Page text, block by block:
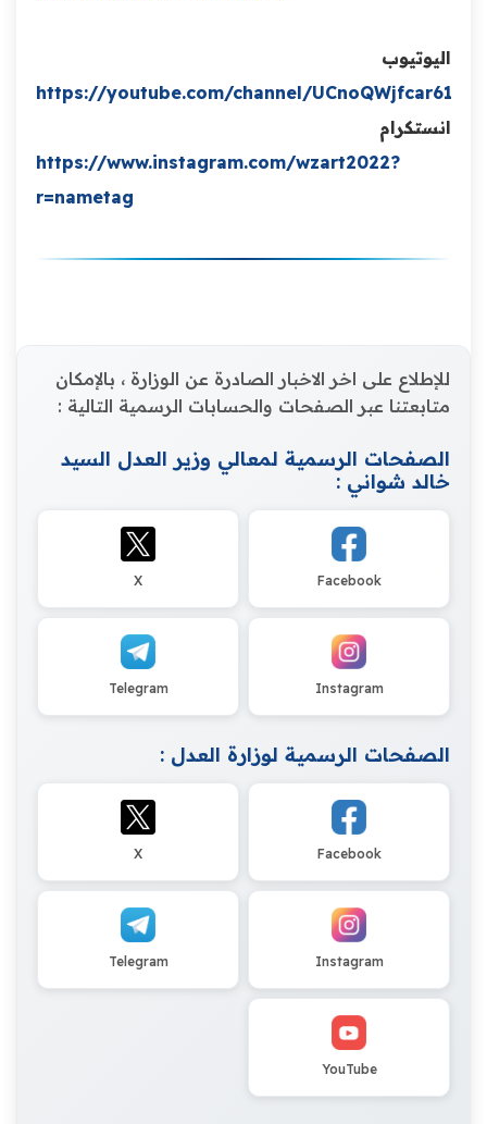
اليوتيوب
https://youtube.com/channel/
انستكرام
https://www.instagram.com/wzart2022?
r=nametag
للإطلاع على اخر الاخبار الصادرة عن الوزارة ، بالإمكان
متابعتنا عبر الصفحات والحسابات الرسمية التالية :
الصفحات الرسمية لمعالي وزير العدل السيد
خالد شواني :
Facebook
X
Instagram
Telegram
الصفحات الرسمية لوزارة العدل :
Facebook
X
Instagram
Telegram
YouTube